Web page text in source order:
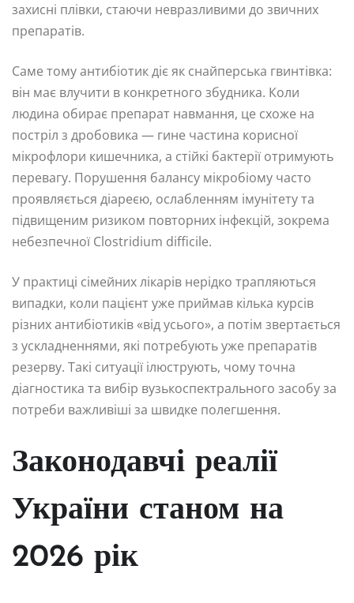
захисні плівки, стаючи невразливими до звичних
препаратів.
Саме тому антибіотик діє як снайперська гвинтівка:
він має влучити в конкретного збудника. Коли
людина обирає препарат навмання, це схоже на
постріл з дробовика — гине частина корисної
мікрофлори кишечника, а стійкі бактерії отримують
перевагу. Порушення балансу мікробіому часто
проявляється діареєю, ослабленням імунітету та
підвищеним ризиком повторних інфекцій, зокрема
небезпечної Clostridium difficile.
У практиці сімейних лікарів нерідко трапляються
випадки, коли пацієнт уже приймав кілька курсів
різних антибіотиків «від усього», а потім звертається
з ускладненнями, які потребують уже препаратів
резерву. Такі ситуації ілюструють, чому точна
діагностика та вибір вузькоспектрального засобу за
потреби важливіші за швидке полегшення.
Законодавчі реалії
України станом на
2026 рік